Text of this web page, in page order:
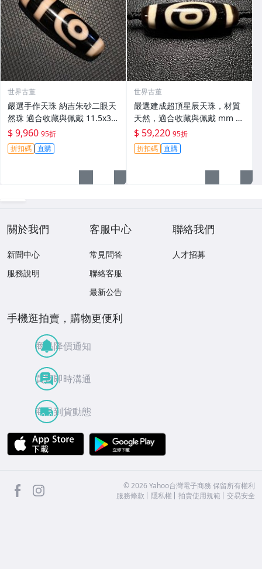
世界古董
嚴選手作天珠 納吉朱砂二眼天
然珠 適合收藏與佩戴 11.5x38
mm 天然珠 衝勁 祥瑞
$ 9,960 95折
折扣碼 直購
世界古董
嚴選建成超頂星辰天珠，材質
天然，適合收藏與佩戴 mm 精
準關鍵詞：天珠 星辰 天地
$ 59,220 95折
折扣碼 直購
關於我們
新聞中心
服務說明
客服中心
常見問答
聯絡客服
最新公告
聯絡我們
人才招募
手機逛拍賣，購物更便利
商品降價通知
買賣即時溝通
商品到貨動態
APP Store
facebook ©2026 Yahoo台灣電子商務 保留所有權利
服務條款
隱私權 拍賣使用規範 交易安全